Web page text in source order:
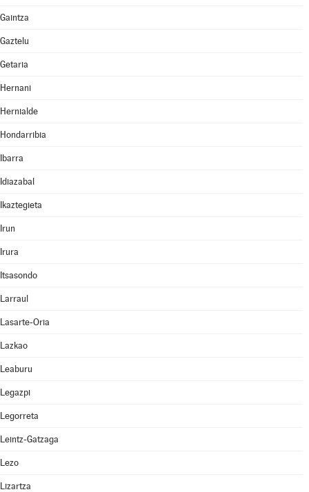
Gaintza
Gaztelu
Getaria
Hernani
Hernialde
Hondarribia
Ibarra
Idiazabal
Ikaztegieta
Irun
Irura
Itsasondo
Larraul
Lasarte-Oria
Lazkao
Leaburu
Legazpi
Legorreta
Leintz-Gatzaga
Lezo
Lizartza